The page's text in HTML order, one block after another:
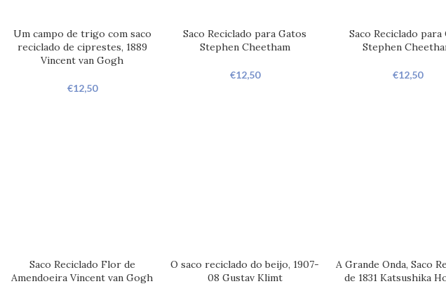
Um campo de trigo com saco
reciclado de ciprestes, 1889
Vincent van Gogh
€12,50
Saco Reciclado para Gatos
Stephen Cheetham
€12,50
Saco Reciclado para
Stephen
€12,50
Saco Reciclado Flor de
Amendoeira Vincent van Gogh
O saco reciclado do beijo, 1907-
08 Gustav Klimt
A Grande Onda, Saco
de 1831 Katsushika